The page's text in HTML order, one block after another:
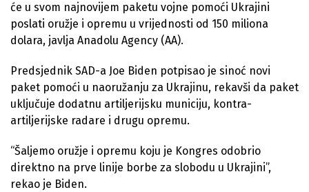
će u svom najnovijem paketu vojne pomoći Ukrajini
poslati oružje i opremu u vrijednosti od 150 miliona
dolara, javlja Anadolu Agency (AA).
Predsjednik SAD-a Joe Biden potpisao je sinoć novi
paket pomoći u naoružanju za Ukrajinu, rekavši da paket
uključuje ​​dodatnu artiljerijsku municiju, kontra-
artiljerijske radare i drugu opremu.
“Šaljemo oružje i opremu koju je Kongres odobrio
direktno na prve linije borbe za slobodu u Ukrajini”,
rekao je Biden.